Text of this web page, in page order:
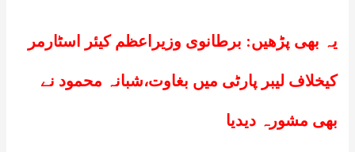
یہ بھی پڑھیں: برطانوی وزیراعظم کیئر اسٹارمر
کیخلاف لیبر پارٹی میں بغاوت،شبانہ محمود نے
بھی مشورہ دیدیا